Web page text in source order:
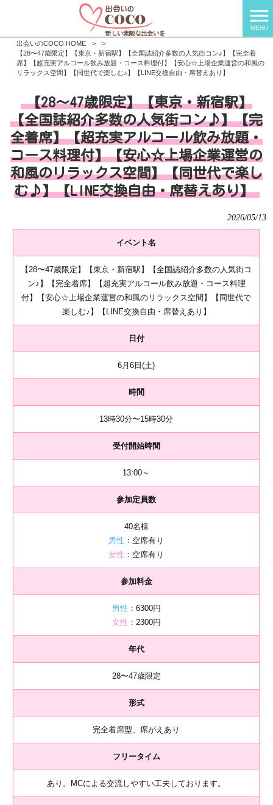
MENU
出会いのCOCO HOME >
>
【28〜47歳限定】【東京・新宿駅】【全国誌紹介多数の人気街コン♪】【完全着
席】【超充実アルコール飲み放題・コース料理付】【安心☆上場企業運営の和風の
リラックス空間】【同世代で楽しむ♪】【LINE交換自由・席替えあり】
【28〜47歳限定】【東京・新宿駅】
【全国誌紹介多数の人気街コン♪】【完
全着席】【超充実アルコール飲み放題・
コース料理付】【安心☆上場企業運営の
和風のリラックス空間】【同世代で楽し
む♪】【LINE交換自由・席替えあり】
2026/05/13
イベント名
【28〜47歳限定】【東京・新宿駅】【全国誌紹介多数の人気街コ
ン♪】【完全着席】【超充実アルコール飲み放題・コース料理
付】【安心☆上場企業運営の和風のリラックス空間】【同世代で
楽しむ♪】【LINE交換自由・席替えあり】
日付
6月6日(土)
時間
13時30分〜15時30分
受付開始時間
13:00～
参加定員数
40名様
男性 ：空席有り
女性 ：空席有り
参加料金
男性 ：6300円
女性 ：2300円
年代
28〜47歳限定
形式
完全着席型、席がえあり
フリータイム
あり。MCによる交流しやすい工夫しております。